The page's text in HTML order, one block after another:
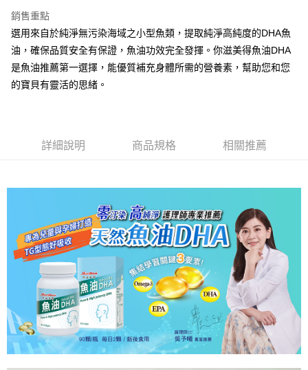
【繳款方式說明】
1.分期款項不併入電信帳單，「大哥付你分期」於每月結算日後寄送繳費提
醒簡訊。
2.透過簡訊連結打開帳單後，可選擇「超商條碼／台灣大直營門市／銀行轉
帳／街口支付／iPASS MONEY」等通路繳費。
【注意事項】
2.基於同意付款使用「大哥付你分期」之契約關係目的，商店將以您的個人
資料（包含姓名、電話或地址）提供予台灣大哥大進項蒐集、處理及利用，
３．安心：先確認商品／服務後，再付款。
【「AFTEE先享後付」結帳流程】
１．於結帳方式選擇「AFTEE先享後付」後，將跳轉至「AFTEE先享後付」
２．訂單成立數日內，您將收到繳費通知簡訊。
３．收到繳費通知簡訊後14天內，點擊此簡訊中的連結，可透過四大超商／
※ 交易是否成功請以「AFTEE先享後付 」之結帳頁面顯示為準，若有關於
１．透過由恩沛科技股份有限公司提供之「AFTEE先享後付」服務完成之交
易，需依本服務之必要範圍內提供個人資料，並將交易相關給付款項請求債
權轉讓予恩沛科技股份有限公司。
２．關於個人資料處理事宜，請瀏覽以下網址：
https://aftee.tw/terms/#terms3
３．未成年的使用者請事先徵得法定代理人或監護人之同意方可使用
「AFTEE先享後付」，若未經同意申辦者引起之損失，本公司不負相關責
４．使用「AFTEE先享後付」時，將依據個別帳號之用戶狀況，依本公司即
時審查核予不同之上限額度；若仍有額度不足之情形，本公司將視審查結果
請求用戶進行身份認證。
５．嚴禁一人註冊多個帳號或使用他人資訊註冊。若發現惡意使用之情形，
恩沛科技股份有限公司將有權停止該用戶之使用額度並採取法律行動。
運送方式
全家取貨付款
每筆NT$60，滿NT$699(含以上)免運費
萊爾富取貨付款
付款後萊爾富取貨
每筆NT$60，滿NT$1,000(含以上)免運費
7-11取貨付款
每筆NT$60，滿NT$699(含以上)免運費
付款後7-11取貨
每筆NT$60，滿NT$699(含以上)免運費
宅配
每筆NT$120，滿NT$1,000(含以上)免運費
銷售重點
選用來自於純淨無污染海域之小型魚類，提取純淨高純度的DHA魚
油，確保品質安全有保證，魚油功效完全發揮。你滋美得魚油DHA
是魚油推薦第一選擇，能優質補充身體所需的營養素，幫助您和您
的寶貝有靈活的思緒。
詳細說明 商品規格 相關推薦